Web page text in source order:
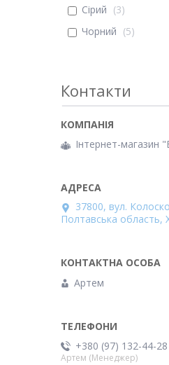
Сірий
3
Чорний
5
Контакти
Інтернет-магазин
37800, вул.
Полтавська область,
Артем
+380 (97) 132-44-28
Артем (Менеджер)